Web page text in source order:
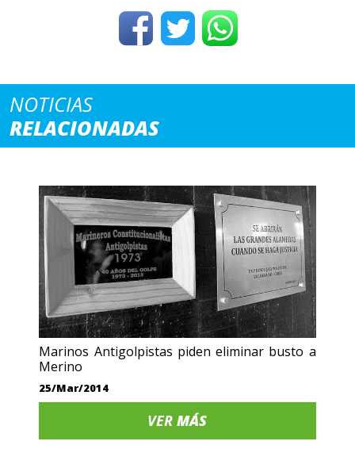
NOTICIAS
RELACIONADAS
Marinos Antigolpistas piden eliminar busto a
Merino
25/Mar/2014
VERMÁS